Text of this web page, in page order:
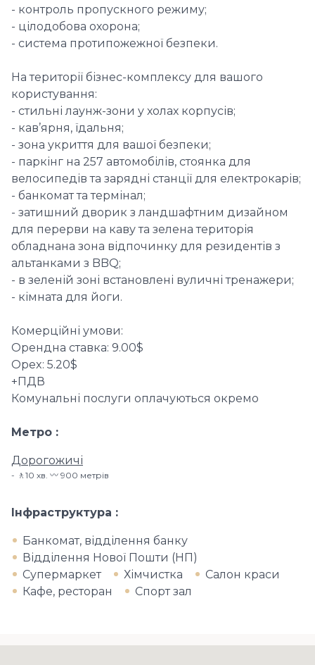
- контроль пропускного режиму;
- цілодобова охорона;
- система протипожежної безпеки.
На території бізнес-комплексу для вашого
користування:
- стильні лаунж-зони у холах корпусів;
- кав’ярня, їдальня;
- зона укриття для вашої безпеки;
- паркінг на 257 автомобілів, стоянка для
велосипедів та зарядні станції для електрокарів;
- банкомат та термінал;
- затишний дворик з ландшафтним дизайном
для перерви на каву та зелена територія
обладнана зона відпочинку для резидентів з
альтанками з BBQ;
- в зеленій зоні встановлені вуличні тренажери;
- кімната для йоги.
Комерційні умови:
Орендна ставка: 9.00$
Opex: 5.20$
+ПДВ
Комунальні послуги оплачуються окремо
Метро
Дорогожичі
🚶10 хв​. 〰️ 900 метрів
Інфраструктура
Банкомат, відділення банку
Відділення Нової Пошти (НП)
Супермаркет
Хімчистка
Салон краси
Кафе, ресторан
Спорт зал